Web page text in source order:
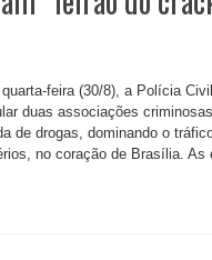
feira (30/8), a Polícia
duas associações
de drogas, dominando o
no coração de Brasília. As